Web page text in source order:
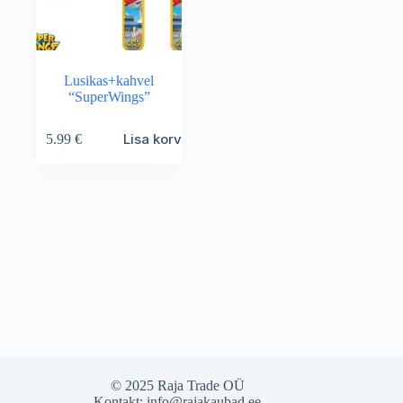
Lusikas+kahvel
“SuperWings”
5.99 € Lisa korvi
© 2025 Raja Trade OÜ